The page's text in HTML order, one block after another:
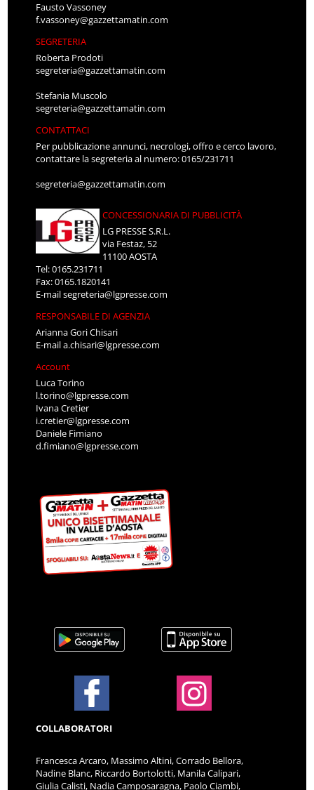
Fausto Vassoney
f.vassoney@gazzettamatin.com
SEGRETERIA
Roberta Prodoti
segreteria@gazzettamatin.com
Stefania Muscolo
segreteria@gazzettamatin.com
CONTATTACI
Per pubblicazione annunci, necrologi, offro e cerco lavoro,
contattare la segreteria al numero: 0165/231711
segreteria@gazzettamatin.com
CONCESSIONARIA DI PUBBLICITÀ
LG PRESSE S.R.L.
via Festaz, 52
11100 AOSTA
Tel: 0165.231711
Fax: 0165.1820141
E-mailsegreteria@lgpresse.com
RESPONSABILE DI AGENZIA
Arianna Gori Chisari
E-maila.chisari@lgpresse.com
Account
Luca Torino
l.torino@lgpresse.com
Ivana Cretier
i.cretier@lgpresse.com
Daniele Fimiano
d.fimiano@lgpresse.com
COLLABORATORI
Francesca Arcaro, Massimo Altini, Corrado Bellora,
Nadine Blanc, Riccardo Bortolotti, Manila Calipari,
Giulia Calisti, Nadia Camposaragna, Paolo Ciambi,